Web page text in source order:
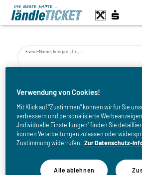
Event-Name, Interpret, Ort, ...
bis
Verwendung von Cookies!
Mit Klick auf "Zustimmen" können wir für Sie
verbessern und personalisierte
„Individuelle Einstellungen“ finden Sie
können Verarbeitungen zulassen oder
Zustimmung widerrufen. Zur Datenschutz-
Alle ablehnen